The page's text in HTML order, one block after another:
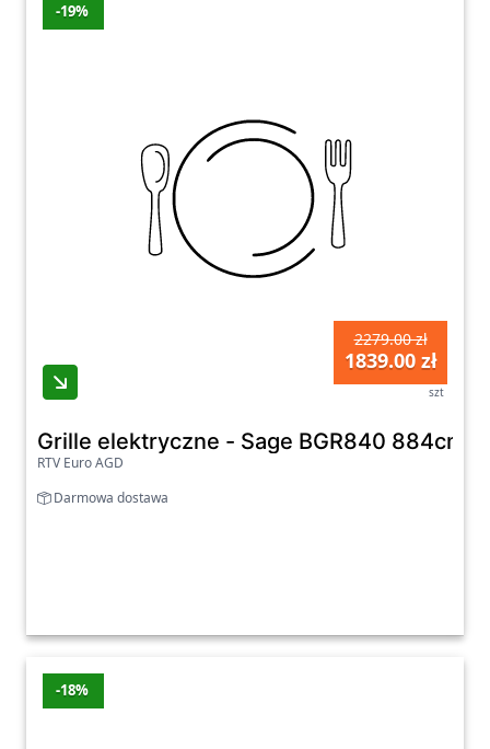
-19%
2279.00 zł
1839.00 zł
szt
Grille elektryczne - Sage BGR840 884cm2
RTV Euro AGD
Darmowa dostawa
-18%